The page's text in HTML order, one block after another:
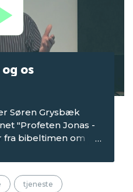
os
Søren Grysbæk
"Profeten Jonas -
fra bibeltimen om
Strand Camping.
tjeneste